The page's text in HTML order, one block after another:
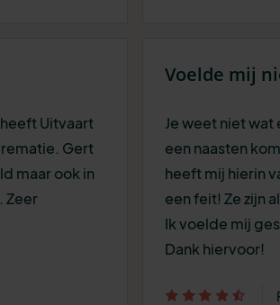
Uitvaart
Gert
maar ook in
Zeer
Voelde mij
Je weet niet
een naasten
heeft mij hierin
een feit! Ze zijn
Ik voelde mij
Dank hiervoor!